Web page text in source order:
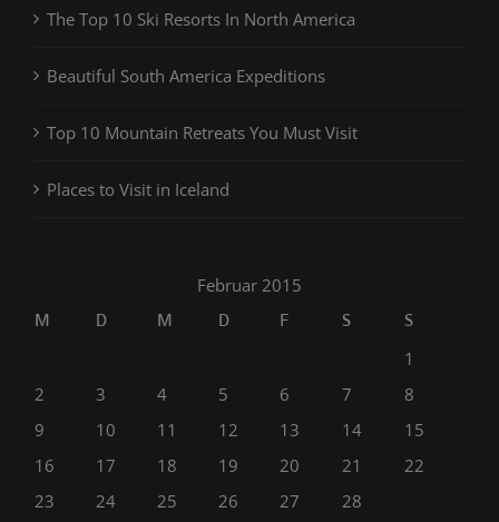
The Top 10 Ski Resorts In North America
Beautiful South America Expeditions
Top 10 Mountain Retreats You Must Visit
Places to Visit in Iceland
Februar 2015
M
D M D F S
S
1
2
3 4 5 6 7
8
9
10 11 12 13 14
15
16
17 18 19 20 21
22
23
24 25 26 27
28